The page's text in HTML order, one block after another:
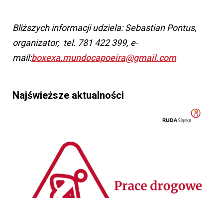
Bliższych informacji udziela: Sebastian Pontus,
organizator, tel. 781 422 399, e-
mail:boxexa.mundocapoeira@gmail.com
Najświeższe aktualności